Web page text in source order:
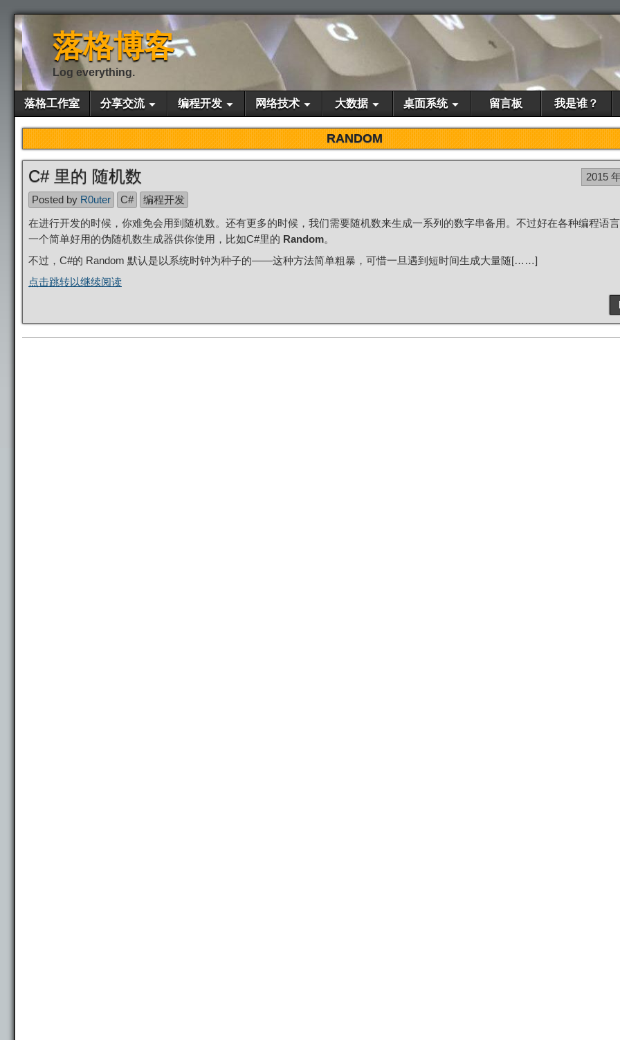
落格博客
Log everything.
落格工作室 分享交流 编程开发 网络技术 大数据 桌面系统 留言板 我是谁？
RANDOM
C# 里的 随机数
2015
Posted by R0uter C#
编程开发
在进行开发的时候，你难免会用到随机数。还有更多的时候，我们需要随机数来生成一系列的数字串备用。不过好在各种编程语
一个简单好用的伪随机数生成器供你使用，比如C#里的 Random。
不过，C#的 Random 默认是以系统时钟为种子的——这种方法简单粗暴，可惜一旦遇到短时间生成大量随[……]
点击跳转以继续阅读